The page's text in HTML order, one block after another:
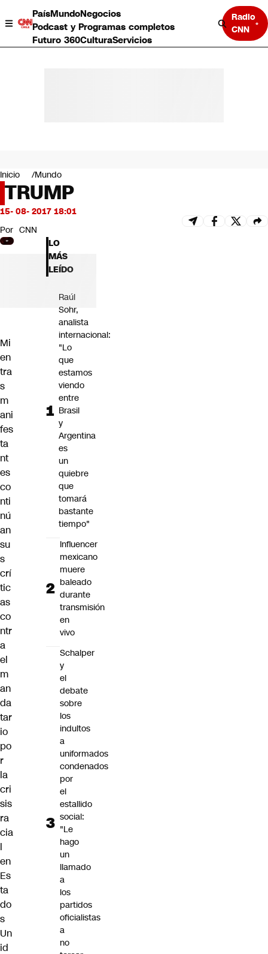
PaísMundoNegocios
Podcast y Programas completos
Futuro 360CulturaServicios
Radio
CNN
Negocios
Deportes
Programas completos
Cultura
Servicios
Bits
CNN Data
CNN tiempo
Futuro 360
Inicio Mundo
TRUMP
15- 08- 2017 18:01
Por CNN
Mi
en
tra
s
m
ani
fes
ta
nt
es
co
nti
nú
an
su
s
crí
tic
as
co
ntr
a
el
m
an
da
tar
io
po
r
la
cri
sis
ra
cia
l
en
Es
ta
do
s
Un
id
LO
MÁS
LEÍDO
Raúl
Sohr,
analista
internacional:
"Lo
que
estamos
viendo
entre
Brasil
y
Argentina
es
un
quiebre
que
tomará
bastante
tiempo"
Influencer
mexicano
muere
baleado
durante
transmisión
en
vivo
Schalper
y
el
debate
sobre
los
indultos
a
uniformados
condenados
por
el
estallido
social:
"Le
hago
un
llamado
a
los
partidos
oficialistas
a
no